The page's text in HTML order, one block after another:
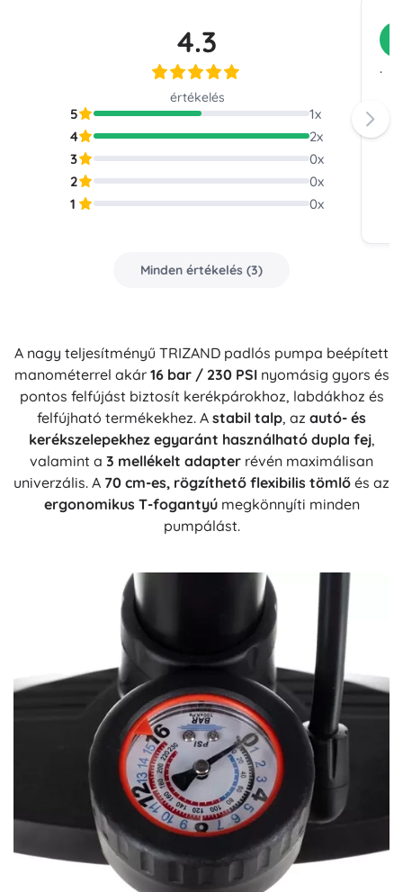
4.3
értékelés
5 1x
4
2x
3
0x
2
0x
1
0x
.
Minden értékelés (3)
A nagy teljesítményű TRIZAND padlós pumpa beépített
manométerrel akár 16 bar / 230 PSInyomásig gyors és
pontos felfújást biztosít kerékpárokhoz, labdákhoz és
felfújható termékekhez. A stabil talp, az autó- és
kerékszelepekhez egyaránt használható dupla fej,
valamint a 3 mellékelt adapter révén maximálisan
univerzális. A 70 cm-es, rögzíthető flexibilis tömlő és az
ergonomikus T-fogantyúmegkönnyíti minden
pumpálást.